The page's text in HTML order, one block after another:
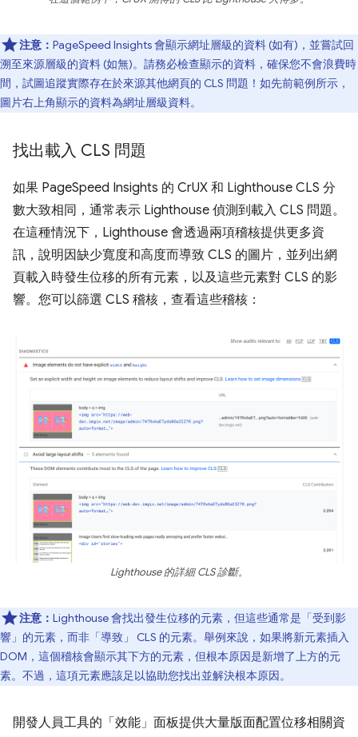
注意： PageSpeed Insights 會顯示網址層級的資料 (如有)，並嘗試回
溯至來源層級的資料 (如無)。請務必檢查顯示的資料，確保您不會浪費時
間，試圖追蹤實際存在於來源其他網頁的 CLS 問題！如先前範例所示，
圖片右上角顯示的資料為網址層級資料。
找出載入 CLS 問題
如果 PageSpeed Insights 的 CrUX 和 Lighthouse CLS 分
數大致相同，通常表示 Lighthouse 偵測到載入 CLS 問題。
在這種情況下，Lighthouse 會透過兩項稽核提供更多資
訊，說明因缺少寬度和高度而導致 CLS 的圖片，並列出網
頁載入時發生位移的所有元素，以及這些元素對 CLS 的影
響。您可以篩選 CLS 稽核，查看這些稽核：
Lighthouse 的詳細 CLS 診斷。
注意： Lighthouse 會找出發生位移的元素，但這些通常是「受到影
響」 的元素，而非「導致」
CLS 的元素。舉例來說，如果將新元素插入
DOM，這個稽核會顯示其下方的元素，但根本原因是新增了上方的元
素。不過，這項元素應該足以協助您找出並解決根本原因。
開發人員工具的「效能」面板提供大量版面配置位移相關資